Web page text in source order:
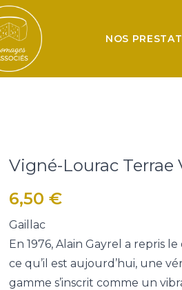
NOS
Vigné-Lourac Terrae
6,50 €
Gaillac
En 1976, Alain Gayrel a repris
ce qu’il est aujourd’hui, une
gamme s’inscrit comme un